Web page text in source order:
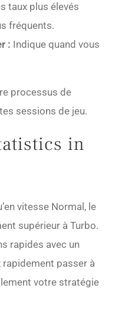
taux plus élevés
fréquents.
: Indique quand vous
processus de
sessions de jeu.
in
vitesse Normal, le
supérieur à Turbo.
rapides avec un
rapidement passer à
votre stratégie